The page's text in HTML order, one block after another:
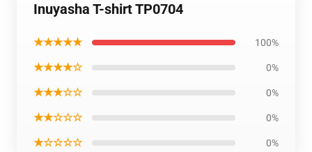
Inuyasha T-shirt TP0704
★★★★★ 100%
★★★★☆ 0%
★★★☆☆ 0%
★★☆☆☆ 0%
★☆☆☆☆ 0%